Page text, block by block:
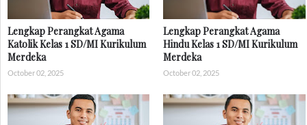
Lengkap Perangkat Agama
Katolik Kelas 1 SD/MI Kurikulum
Merdeka
October 02, 2025
Lengkap Perangkat Agama
Hindu Kelas 1 SD/MI Kurikulum
Merdeka
October 02, 2025